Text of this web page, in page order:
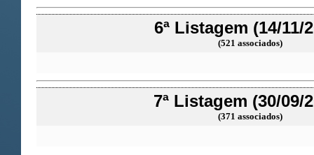
6ª Listagem (14/11/
(521 associados)
7ª Listagem (30/09/
(371 associados)